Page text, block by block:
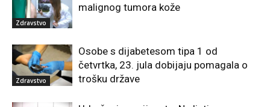
Zdravstvo
malignog tumora kože
Zdravstvo
Osobe s dijabetesom tipa 1 od
četvrtka, 23. jula dobijaju pomagala o
trošku države